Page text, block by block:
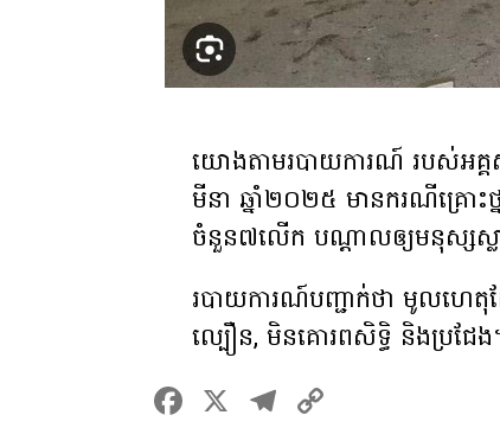
យោងតាមរបាយការណ៍ របស់អគ្គស្
មីនា ឆ្នាំ២០២៥ មានករណីគ្រោះ
ចំនួន៧លើក បណ្ដាលឲ្យមនុស្សស្
របាយការណ៍បញ្ជាក់ថា មូលហេតុ
ល្បឿន, មិនគោរពសិទិ្ធ និងប្រជែ
F X T